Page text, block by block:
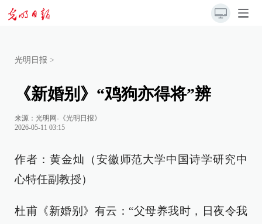
光明日报 >
《新婚别》“鸡狗亦得将”辨
来源： 光明网-《光明日报》
2026-05-11 03:15
作者：黄金灿（安徽师范大学中国诗学研究中
心特任副教授）
杜甫《新婚别》有云：“父母养我时，日夜令我